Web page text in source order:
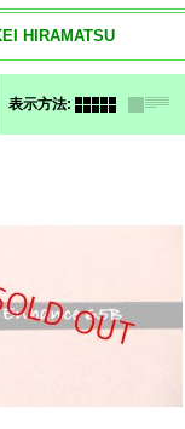
HIRAMATSU
表示方法: